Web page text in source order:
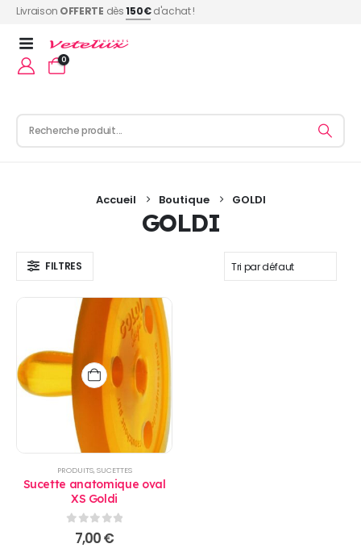
Livraison OFFERTE dès150€d'achat !
0
Accueil Boutique GOLDI
GOLDI
FILTRES
PRODUITS,SUCETTES
Sucette anatomique oval
XS Goldi
sur 5
7,00€